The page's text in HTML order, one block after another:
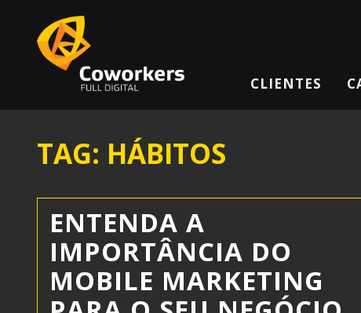
CLIENTES
TAG: HÁBITOS
ENTENDA A
IMPORTÂNCIA DO
MOBILE MARKETING